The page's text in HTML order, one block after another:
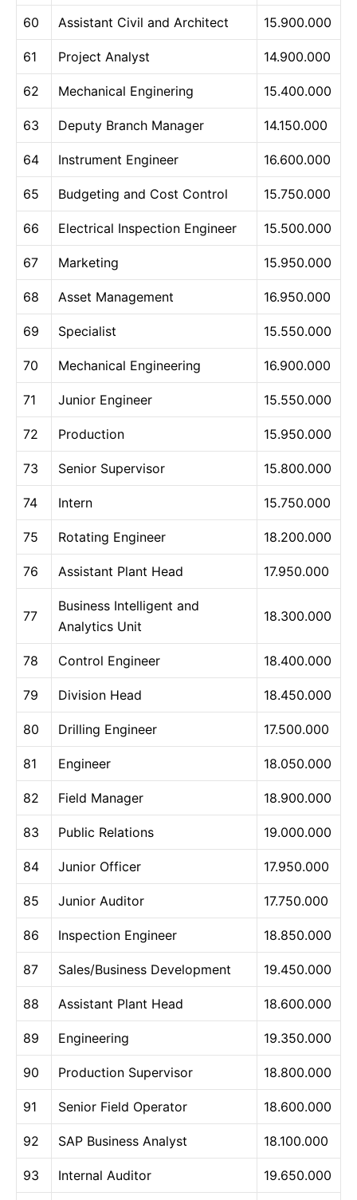
60 Assistant Civil and Architect 15.900.000
61 Project Analyst 14.900.000
62 Mechanical Enginering 15.400.000
63 Deputy Branch Manager 14.150.000
64 Instrument Engineer 16.600.000
65 Budgeting and Cost Control 15.750.000
66 Electrical Inspection Engineer 15.500.000
67 Marketing 15.950.000
68 Asset Management 16.950.000
69 Specialist 15.550.000
70 Mechanical Engineering 16.900.000
71 Junior Engineer 15.550.000
72 Production 15.950.000
73 Senior Supervisor 15.800.000
74 Intern 15.750.000
75 Rotating Engineer 18.200.000
76 Assistant Plant Head 17.950.000
77
Business Intelligent and
Analytics Unit
18.300.000
78 Control Engineer 18.400.000
79 Division Head 18.450.000
80 Drilling Engineer 17.500.000
81 Engineer 18.050.000
82 Field Manager 18.900.000
83 Public Relations 19.000.000
84 Junior Officer 17.950.000
85 Junior Auditor 17.750.000
86 Inspection Engineer 18.850.000
87 Sales/Business Development 19.450.000
88 Assistant Plant Head 18.600.000
89 Engineering 19.350.000
90 Production Supervisor 18.800.000
91 Senior Field Operator 18.600.000
92 SAP Business Analyst 18.100.000
93 Internal Auditor 19.650.000